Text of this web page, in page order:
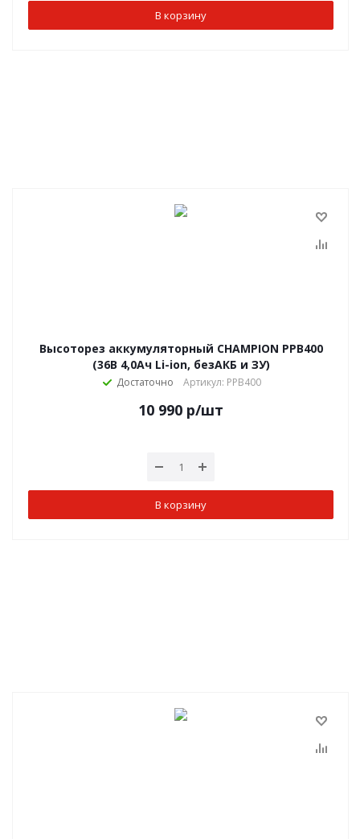
В корзину
Высоторез аккумуляторный CHAMPION PPB400
(36В 4,0Ач Li-ion, безАКБ и ЗУ)
Достаточно Артикул: PPB400
10 990 р/шт
В корзину